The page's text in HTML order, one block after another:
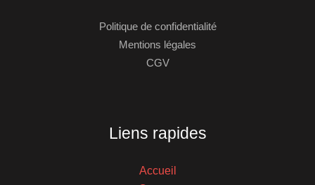
Politique de confidentialité
Mentions légales
CGV
Liens rapides
Accueil